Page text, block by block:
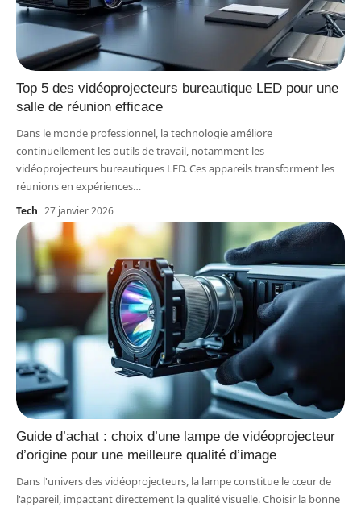
Top 5 des vidéoprojecteurs bureautique LED pour une
salle de réunion efficace
Dans le monde professionnel, la technologie améliore
continuellement les outils de travail, notamment les
vidéoprojecteurs bureautiques LED. Ces appareils transforment les
réunions en expériences…
Tech 27 janvier 2026
Guide d’achat : choix d’une lampe de vidéoprojecteur
d’origine pour une meilleure qualité d’image
Dans l'univers des vidéoprojecteurs, la lampe constitue le cœur de
l'appareil, impactant directement la qualité visuelle. Choisir la bonne